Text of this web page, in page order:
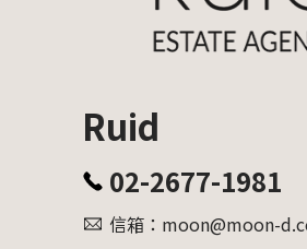
Ruid
02-2677-1981
信箱：moon@moon-